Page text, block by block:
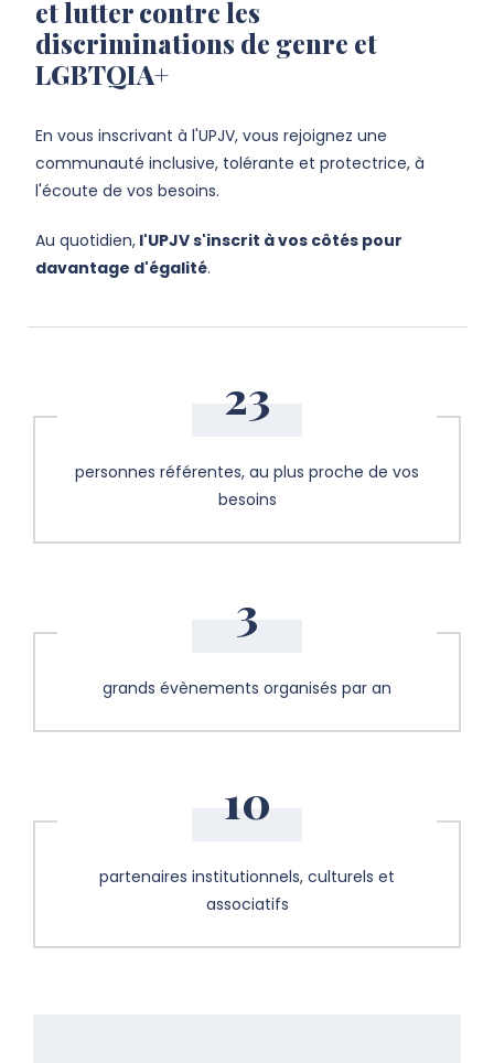
et lutter contre les
discriminations de genre et
LGBTQIA+
En vous inscrivant à l'UPJV, vous rejoignez une
communauté inclusive, tolérante et protectrice, à
l'écoute de vos besoins.
Au quotidien, l'UPJV s'inscrit à vos côtés pour
davantage d'égalité.
23
personnes référentes, au plus proche de vos
besoins
3
grands évènements organisés par an
10
partenaires institutionnels, culturels et
associatifs